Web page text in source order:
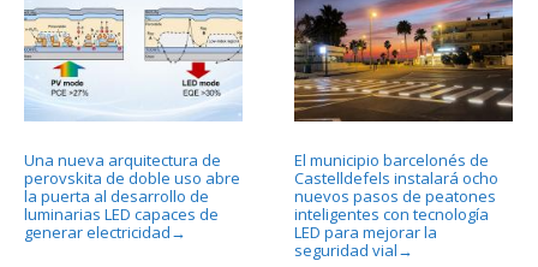
Una nueva arquitectura de
perovskita de doble uso abre
la puerta al desarrollo de
luminarias LED capaces de
generar electricidad →
El municipio barcelonés de
Castelldefels instalará ocho
nuevos pasos de peatones
inteligentes con tecnología
LED para mejorar la
seguridad vial →